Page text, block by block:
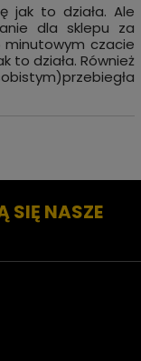
jak to działa. Ale
dla sklepu za
minutowym czacie
to działa. Również
SIĘ NASZE